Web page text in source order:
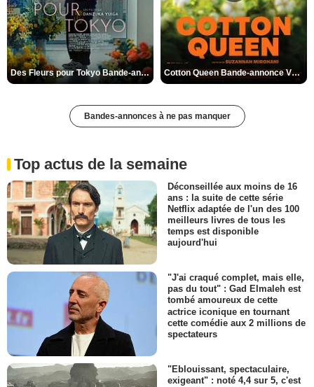
Des Fleurs pour Tokyo Bande-annonce VO STFR Cotton Queen Bande-annonce VO STFR
Bandes-annonces à ne pas manquer
Top actus de la semaine
Déconseillée aux moins de 16
ans : la suite de cette série
Netflix adaptée de l'un des 100
meilleurs livres de tous les
temps est disponible
aujourd'hui
"J'ai craqué complet, mais elle,
pas du tout" : Gad Elmaleh est
tombé amoureux de cette
actrice iconique en tournant
cette comédie aux 2 millions de
spectateurs
"Eblouissant, spectaculaire,
exigeant" : noté 4,4 sur 5, c'est